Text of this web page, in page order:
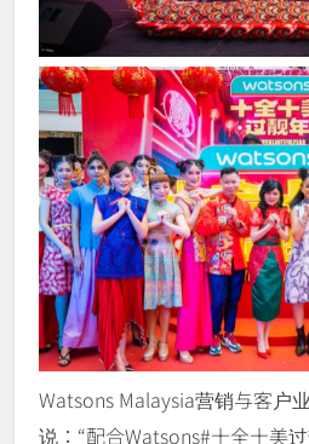
Watsons Malaysia营销与客户
说：“配合Watsons#十全十美